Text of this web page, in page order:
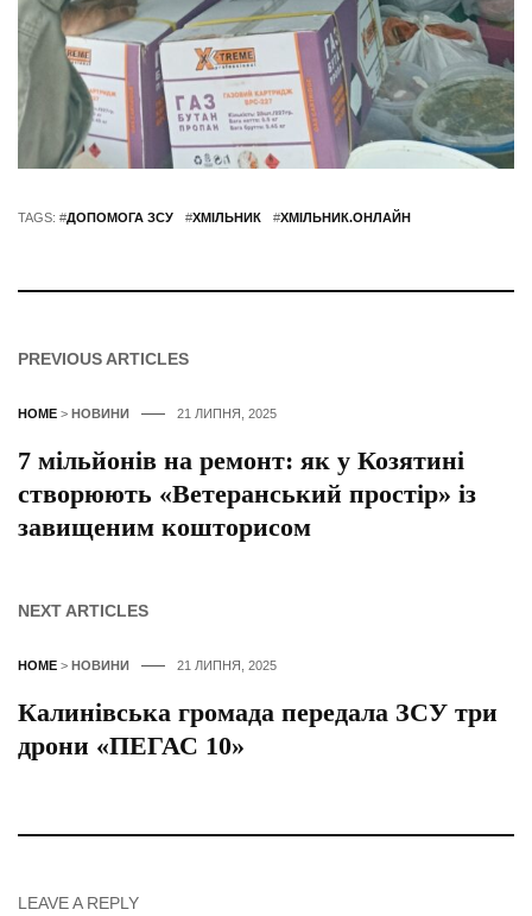
TAGS: #ДОПОМОГА ЗСУ #ХМІЛЬНИК #ХМІЛЬНИК.ОНЛАЙН
PREVIOUS ARTICLES
HOME > НОВИНИ 21 ЛИПНЯ, 2025
7 мільйонів на ремонт: як у Козятині
створюють «Ветеранський простір» із
завищеним кошторисом
NEXT ARTICLES
HOME > НОВИНИ 21 ЛИПНЯ, 2025
Калинівська громада передала ЗСУ три
дрони «ПЕГАС 10»
LEAVE A REPLY